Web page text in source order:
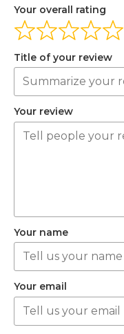
Your overall rating
Title of your review
Your review
Your name
Your email